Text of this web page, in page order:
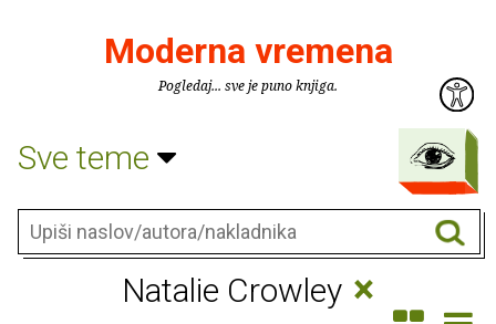
Moderna vremena
Pogledaj... sve je puno knjiga.
Sve teme
Natalie Crowley ×